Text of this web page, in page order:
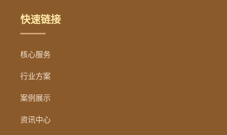
快速链接
核心服务
行业方案
案例展示
资讯中心